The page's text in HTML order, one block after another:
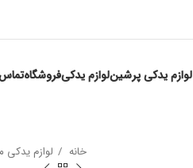
لوازم یدکی پرشینلوازم یدکیفروشگاهتماس
خانه لوازم یدکی